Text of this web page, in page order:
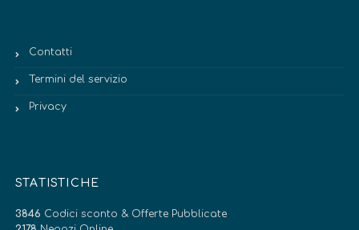
Contatti
Termini del servizio
Privacy
STATISTICHE
3846 Codici sconto & Offerte Pubblicate